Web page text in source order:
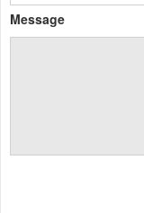
Message